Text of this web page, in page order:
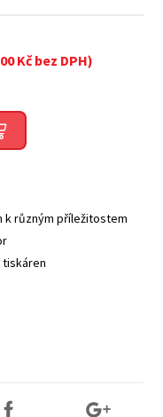
Kč bez DPH)
k různým příležitostem